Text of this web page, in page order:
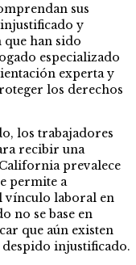
sus
y
que han sido
especializado
experta y
los derechos
los trabajadores
recibir una
prevalece
permite a
vínculo laboral en
no se base en
que aún existen
injustificado.